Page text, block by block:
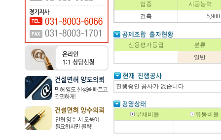
업종
시공능력
건축
5,900
신용평가등급
분류
일반
진행중인 공사가 없습니다
부채비율 유동비율